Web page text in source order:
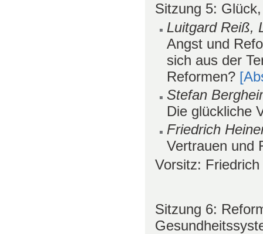
Sitzung 5:
Luitgard Reiß,
Angst und
sich aus der
Reformen?
Stefan
Die glückliche
Friedrich
Vertrauen und
Vorsitz:
Sitzung 6: